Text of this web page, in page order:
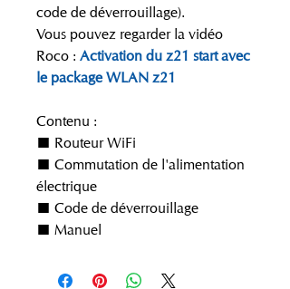
code de déverrouillage).
Vous pouvez regarder la vidéo
Roco : Activation du z21 start avec
le package WLAN z21
Contenu :
■ Routeur WiFi
■ Commutation de l'alimentation
électrique
■ Code de déverrouillage
■ Manuel